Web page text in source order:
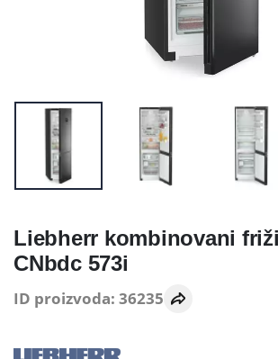
Liebherr kombinovani
CNbdc 573i
ID proizvoda: 36235